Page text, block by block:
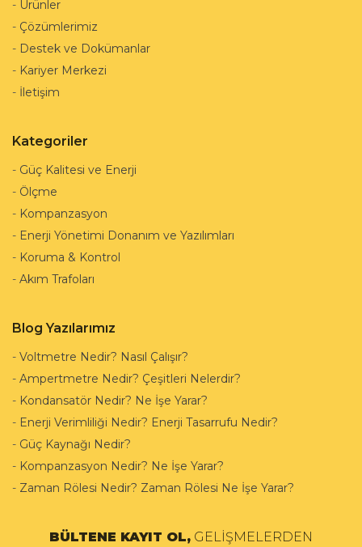
- Ürünler
- Çözümlerimiz
- Destek ve Dokümanlar
- Kariyer Merkezi
- İletişim
Kategoriler
- Güç Kalitesi ve Enerji
- Ölçme
- Kompanzasyon
- Enerji Yönetimi Donanım ve Yazılımları
- Koruma & Kontrol
- Akım Trafoları
Blog Yazılarımız
- Voltmetre Nedir? Nasıl Çalışır?
- Ampertmetre Nedir? Çeşitleri Nelerdir?
- Kondansatör Nedir? Ne İşe Yarar?
- Enerji Verimliliği Nedir? Enerji Tasarrufu Nedir?
- Güç Kaynağı Nedir?
- Kompanzasyon Nedir? Ne İşe Yarar?
- Zaman Rölesi Nedir? Zaman Rölesi Ne İşe Yarar?
BÜLTENE KAYIT OL, GELİŞMELERDEN